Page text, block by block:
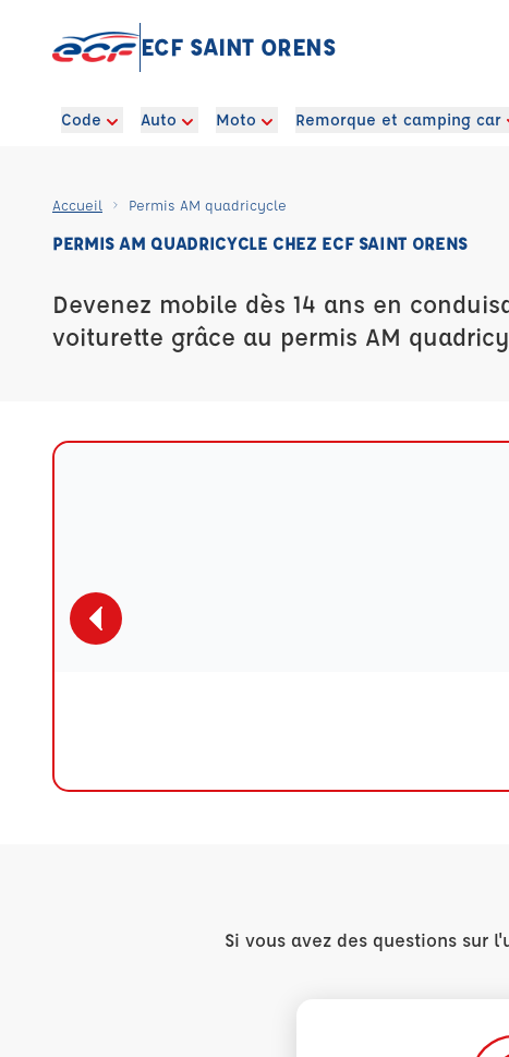
ECF SAINT ORENS
Code Auto Moto Remorque et camping car
Accueil Permis AM quadricycle
PERMIS AM QUADRICYCLE CHEZ ECF SAINT ORENS
Devenez mobile dès 14 ans en
voiturette grâce au permis AM
Si vous avez des questions sur